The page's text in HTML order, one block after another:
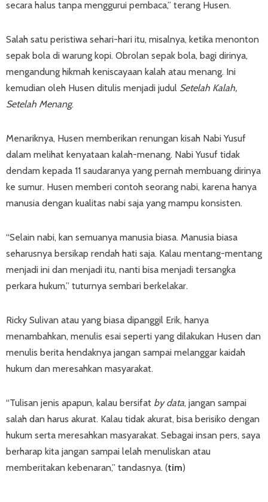
secara halus tanpa menggurui pembaca,” terang Husen.
Salah satu peristiwa sehari-hari itu, misalnya, ketika menonton
sepak bola di warung kopi. Obrolan sepak bola, bagi dirinya,
mengandung hikmah keniscayaan kalah atau menang. Ini
kemudian oleh Husen ditulis menjadi judul Setelah Kalah,
Setelah Menang.
Menariknya, Husen memberikan renungan kisah Nabi Yusuf
dalam melihat kenyataan kalah-menang. Nabi Yusuf tidak
dendam kepada 11 saudaranya yang pernah membuang dirinya
ke sumur. Husen memberi contoh seorang nabi, karena hanya
manusia dengan kualitas nabi saja yang mampu konsisten.
“Selain nabi, kan semuanya manusia biasa. Manusia biasa
seharusnya bersikap rendah hati saja. Kalau mentang-mentang
menjadi ini dan menjadi itu, nanti bisa menjadi tersangka
perkara hukum,” tuturnya sembari berkelakar.
Ricky Sulivan atau yang biasa dipanggil Erik, hanya
menambahkan, menulis esai seperti yang dilakukan Husen dan
menulis berita hendaknya jangan sampai melanggar kaidah
hukum dan meresahkan masyarakat.
“Tulisan jenis apapun, kalau bersifat by data, jangan sampai
salah dan harus akurat. Kalau tidak akurat, bisa berisiko dengan
hukum serta meresahkan masyarakat. Sebagai insan pers, saya
berharap kita jangan sampai lelah menuliskan atau
memberitakan kebenaran,” tandasnya. (tim)